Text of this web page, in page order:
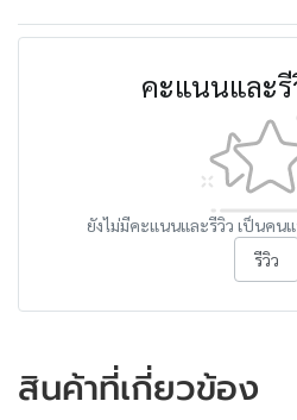
คะแนนและ
ยังไม่มีคะแนนและรีวิว เป็นคน
รีวิว
สินค้าที่เกี่ยวข้อง